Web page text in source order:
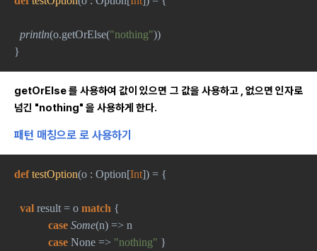
println(o.getOrElse("nothing"))
}
getOrElse 를 사용하여 값이 있으면 그 값을 사용하고 , 없으면 인자로
넘긴 "nothing" 을 사용하게 한다.
패턴 매칭으로 로 사용하기
def testOption(o : Option[Int]) = {
val result = o match {
case Some(n) => n
case None => "nothing" }